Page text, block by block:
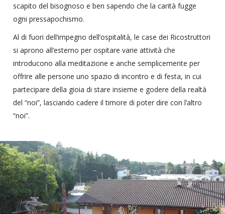
scapito del bisognoso e ben sapendo che la carità fugge
ogni pressapochismo.
Al di fuori dell’impegno dell’ospitalità, le case dei Ricostruttori
si aprono all’esterno per ospitare varie attività che
introducono alla meditazione e anche semplicemente per
offrire alle persone uno spazio di incontro e di festa, in cui
partecipare della gioia di stare insieme e godere della realtà
del “noi”, lasciando cadere il timore di poter dire con l’altro
“noi”.